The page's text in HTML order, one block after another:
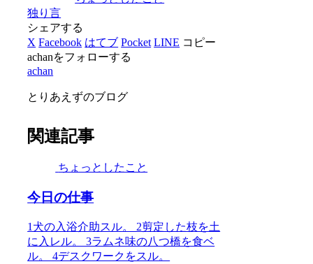
有
独り言
シェアする
X Facebook はてブ Pocket LINE コピー
achanをフォローする
achan
とりあえずのブログ
関連記事
ちょっとしたこと
今日の仕事
1犬の入浴介助スル。 2剪定した枝を土
に入レル。 3ラムネ味の八つ橋を食ベ
ル。 4デスクワークをスル。